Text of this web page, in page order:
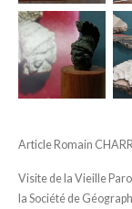
Article Romain
Visite de la Vieille
la Société de